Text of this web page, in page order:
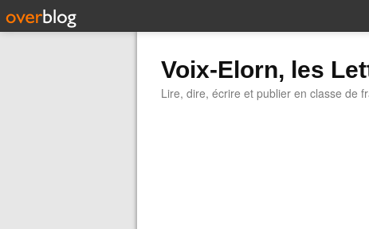
Voix-Elorn, les
Lire, dire, écrire et publier en classe de